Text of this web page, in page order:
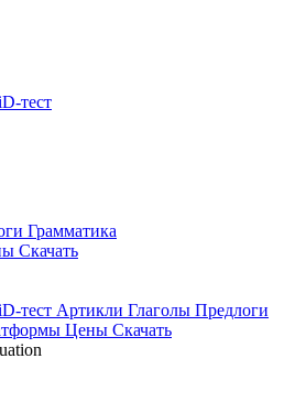
тест
Грамматика
Скачать
тест Артикли Глаголы Предлоги
Цены Скачать